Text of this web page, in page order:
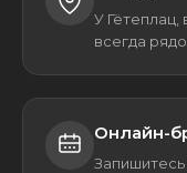
У
всегда
Онлайн-